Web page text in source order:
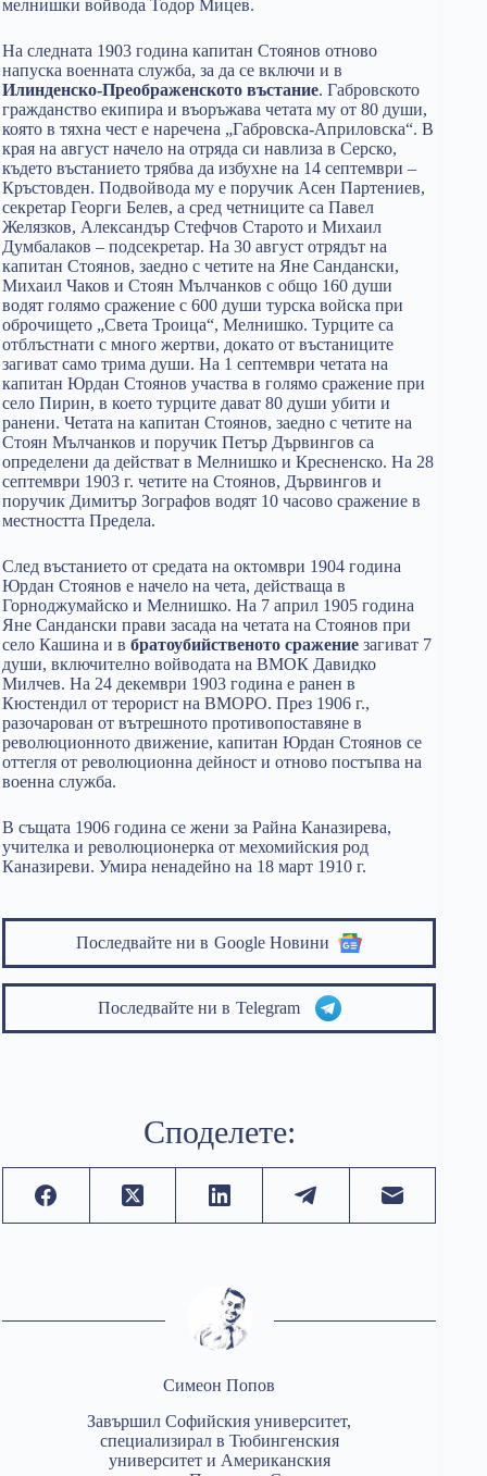
мелнишки войвода Тодор Мицев.
На следната 1903 година капитан Стоянов отново
напуска военната служба, за да се включи и в
Илинденско-Преображенското въстание. Габровското
гражданство екипира и въоръжава четата му от 80 души,
която в тяхна чест е наречена „Габровска-Априловска“. В
края на август начело на отряда си навлиза в Серско,
където въстанието трябва да избухне на 14 септември –
Кръстовден. Подвойвода му е поручик Асен Партениев,
секретар Георги Белев, а сред четниците са Павел
Желязков, Александър Стефчов Старото и Михаил
Думбалаков – подсекретар. На 30 август отрядът на
капитан Стоянов, заедно с четите на Яне Сандански,
Михаил Чаков и Стоян Мълчанков с общо 160 души
водят голямо сражение с 600 души турска войска при
оброчището „Света Троица“, Мелнишко. Турците са
отблъстнати с много жертви, докато от въстаниците
загиват само трима души. На 1 септември четата на
капитан Юрдан Стоянов участва в голямо сражение при
село Пирин, в което турците дават 80 души убити и
ранени. Четата на капитан Стоянов, заедно с четите на
Стоян Мълчанков и поручик Петър Дървингов са
определени да действат в Мелнишко и Кресненско. На 28
септември 1903 г. четите на Стоянов, Дървингов и
поручик Димитър Зографов водят 10 часово сражение в
местността Предела.
След въстанието от средата на октомври 1904 година
Юрдан Стоянов е начело на чета, действаща в
Горноджумайско и Мелнишко. На 7 април 1905 година
Яне Сандански прави засада на четата на Стоянов при
село Кашина и в братоубийственото сражение загиват 7
души, включително войводата на ВМОК Давидко
Милчев. На 24 декември 1903 година е ранен в
Кюстендил от терорист на ВМОРО. През 1906 г.,
разочарован от вътрешното противопоставяне в
революционното движение, капитан Юрдан Стоянов се
оттегля от революционна дейност и отново постъпва на
военна служба.
В същата 1906 година се жени за Райна Каназирева,
учителка и революционерка от мехомийския род
Каназиреви. Умира ненадейно на 18 март 1910 г.
Последвайте ни в Google Новини
Последвайте ни в Telegram
Споделете:
Симеон Попов
Завършил Софийския университет,
специализирал в Тюбингенския
университет и Американския